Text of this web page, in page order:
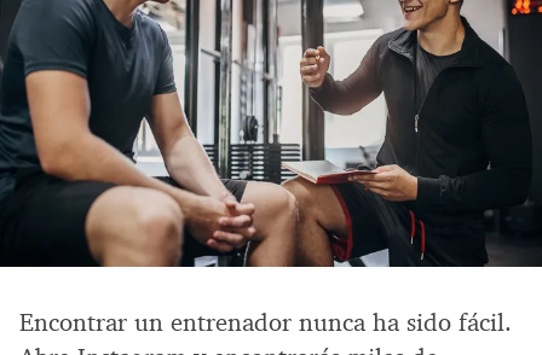
Encontrar un entrenador nunca ha sido fácil.